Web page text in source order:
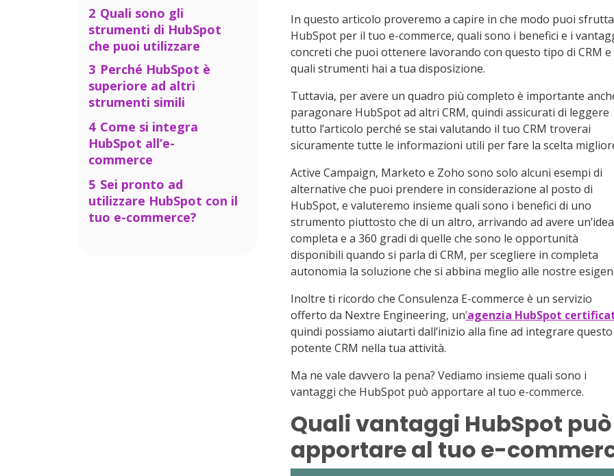
2 Quali sono gli
strumenti di HubSpot
che puoi utilizzare
3 Perché HubSpot è
superiore ad altri
strumenti simili
3.1 HubSpot Vs Active
Campaign
3.2 HubSpot Vs
3.3 HubSpot Vs Zoho
4 Come si integra
HubSpot all’e-
commerce
4.1 Integrare HubSpot
a Shopify
4.2 Integrare HubSpot
5 Sei pronto ad
utilizzare HubSpot con il
tuo e-commerce?
In questo articolo proveremo a capire in che modo puoi
HubSpot per il tuo e-commerce, quali sono i benefici e i
concreti che puoi ottenere lavorando con questo tipo di CRM e
quali strumenti hai a tua disposizione.
Tuttavia, per avere un quadro più completo è importante
paragonare HubSpot ad altri CRM, quindi assicurati di leggere
tutto l’articolo perché se stai valutando il tuo CRM troverai
sicuramente tutte le informazioni utili per fare la scelta
Active Campaign, Marketo e Zoho sono solo alcuni esempi di
alternative che puoi prendere in considerazione al posto di
HubSpot, e valuteremo insieme quali sono i benefici di uno
strumento piuttosto che di un altro, arrivando ad avere un’idea
completa e a 360 gradi di quelle che sono le opportunità
disponibili quando si parla di CRM, per scegliere in completa
autonomia la soluzione che si abbina meglio alle nostre
Inoltre ti ricordo che Consulenza E-commerce è un servizio
offerto da Nextre Engineering, un’agenzia HubSpot
quindi possiamo aiutarti dall’inizio alla fine ad integrare questo
potente CRM nella tua attività.
Ma ne vale davvero la pena? Vediamo insieme quali sono i
vantaggi che HubSpot può apportare al tuo e-commerce.
Quali vantaggi HubSpot può
apportare al tuo e-